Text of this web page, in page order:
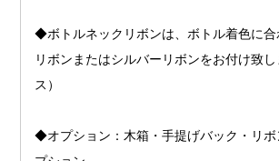
◆ボトルネックリボンは、ボトル着色に合
リボンまたはシルバーリボンをお付け致
ス）
◆オプション：木箱・手提げバック・リボ